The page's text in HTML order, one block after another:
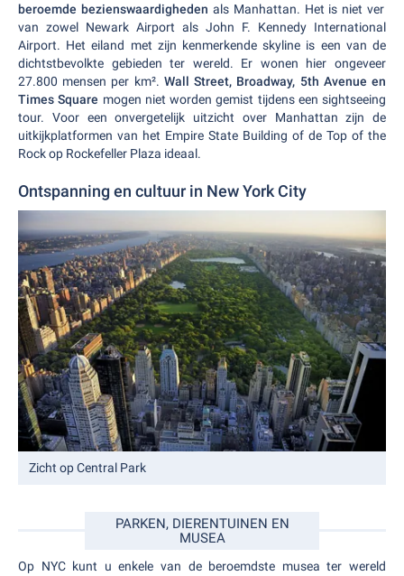
beroemde bezienswaardigheden als Manhattan. Het is niet ver
van zowel Newark Airport als John F. Kennedy International
Airport. Het eiland met zijn kenmerkende skyline is een van de
dichtstbevolkte gebieden ter wereld. Er wonen hier ongeveer
27.800 mensen per km². Wall Street, Broadway, 5th Avenue en
Times Square mogen niet worden gemist tijdens een sightseeing
tour. Voor een onvergetelijk uitzicht over Manhattan zijn de
uitkijkplatformen van het Empire State Building of de Top of the
Rock op Rockefeller Plaza ideaal.
Ontspanning en cultuur in New York City
Zicht op Central Park
PARKEN, DIERENTUINEN EN
MUSEA
Op NYC kunt u enkele van de beroemdste musea ter wereld